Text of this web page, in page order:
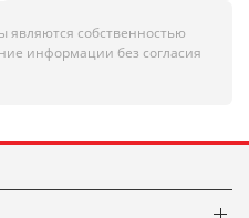
являются собственностью
информации без согласия